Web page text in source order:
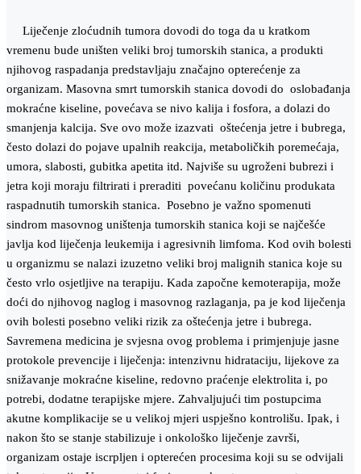
Liječenje zloćudnih tumora dovodi do toga da u kratkom
vremenu bude uništen veliki broj tumorskih stanica, a produkti
njihovog raspadanja predstavljaju značajno opterećenje za
organizam. Masovna smrt tumorskih stanica dovodi do oslobađanja
mokraćne kiseline, povećava se nivo kalija i fosfora, a dolazi do
smanjenja kalcija. Sve ovo može izazvati oštećenja jetre i bubrega,
često dolazi do pojave upalnih reakcija, metaboličkih poremećaja,
umora, slabosti, gubitka apetita itd. Najviše su ugroženi bubrezi i
jetra koji moraju filtrirati i preraditi povećanu količinu produkata
raspadnutih tumorskih stanica. Posebno je važno spomenuti
sindrom masovnog uništenja tumorskih stanica koji se najčešće
javlja kod liječenja leukemija i agresivnih limfoma. Kod ovih bolesti
u organizmu se nalazi izuzetno veliki broj malignih stanica koje su
često vrlo osjetljive na terapiju. Kada započne kemoterapija, može
doći do njihovog naglog i masovnog razlaganja, pa je kod liječenja
ovih bolesti posebno veliki rizik za oštećenja jetre i bubrega.
Savremena medicina je svjesna ovog problema i primjenjuje jasne
protokole prevencije i liječenja: intenzivnu hidrataciju, lijekove za
snižavanje mokraćne kiseline, redovno praćenje elektrolita i, po
potrebi, dodatne terapijske mjere. Zahvaljujući tim postupcima
akutne komplikacije se u velikoj mjeri uspješno kontrolišu. Ipak, i
nakon što se stanje stabilizuje i onkološko liječenje završi,
organizam ostaje iscrpljen i opterećen procesima koji su se odvijali